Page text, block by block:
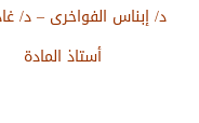
د/ إبناس الفواخرى – د/
أستاذ المادة